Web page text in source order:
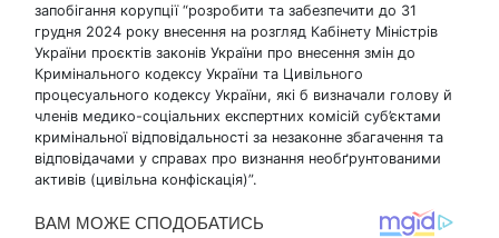
запобігання корупції “розробити та забезпечити до 31
грудня 2024 року внесення на розгляд Кабінету Міністрів
України проєктів законів України про внесення змін до
Кримінального кодексу України та Цивільного
процесуального кодексу України, які б визначали голову й
членів медико-соціальних експертних комісій суб’єктами
кримінальної відповідальності за незаконне збагачення та
відповідачами у справах про визнання необґрунтованими
активів (цивільна конфіскація)”.